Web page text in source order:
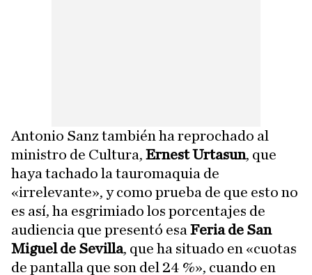
Antonio Sanz también ha reprochado al
ministro de Cultura, Ernest Urtasun, que
haya tachado la tauromaquia de
«irrelevante», y como prueba de que esto no
es así, ha esgrimiado los porcentajes de
audiencia que presentó esa Feria de San
Miguel de Sevilla, que ha situado en «cuotas
de pantalla que son del 24 %», cuando en